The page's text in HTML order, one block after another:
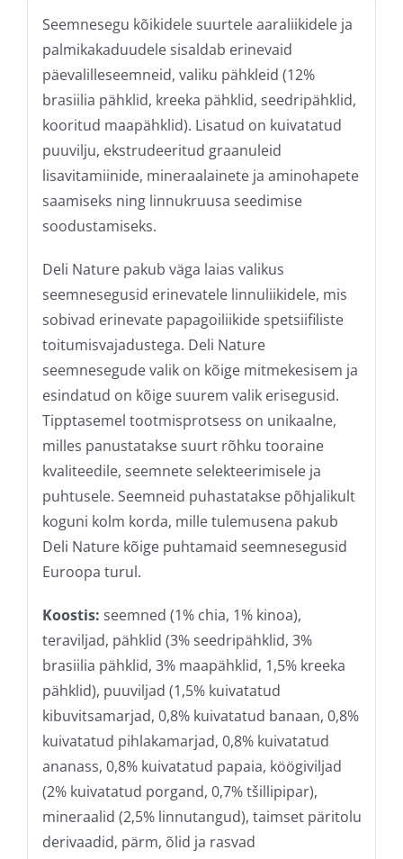
Seemnesegu kõikidele suurtele aaraliikidele ja
palmikakaduudele sisaldab erinevaid
päevalilleseemneid, valiku pähkleid (12%
brasiilia pähklid, kreeka pähklid, seedripähklid,
kooritud maapähklid). Lisatud on kuivatatud
puuvilju, ekstrudeeritud graanuleid
lisavitamiinide, mineraalainete ja aminohapete
saamiseks ning linnukruusa seedimise
soodustamiseks.
Deli Nature pakub väga laias valikus
seemnesegusid erinevatele linnuliikidele, mis
sobivad erinevate papagoiliikide spetsiifiliste
toitumisvajadustega. Deli Nature
seemnesegude valik on kõige mitmekesisem ja
esindatud on kõige suurem valik erisegusid.
Tipptasemel tootmisprotsess on unikaalne,
milles panustatakse suurt rõhku tooraine
kvaliteedile, seemnete selekteerimisele ja
puhtusele. Seemneid puhastatakse põhjalikult
koguni kolm korda, mille tulemusena pakub
Deli Nature kõige puhtamaid seemnesegusid
Euroopa turul.
Koostis: seemned (1% chia, 1% kinoa),
teraviljad, pähklid (3% seedripähklid, 3%
brasiilia pähklid, 3% maapähklid, 1,5% kreeka
pähklid), puuviljad (1,5% kuivatatud
kibuvitsamarjad, 0,8% kuivatatud banaan, 0,8%
kuivatatud pihlakamarjad, 0,8% kuivatatud
ananass, 0,8% kuivatatud papaia, köögiviljad
(2% kuivatatud porgand, 0,7% tšillipipar),
mineraalid (2,5% linnutangud), taimset päritolu
derivaadid, pärm, õlid ja rasvad